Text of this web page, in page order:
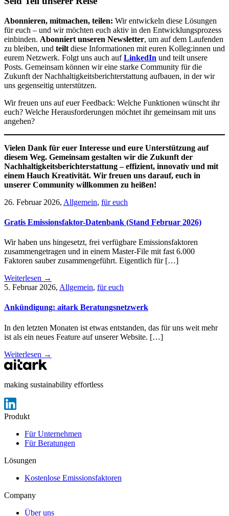
Abonnieren, mitmachen, teilen: Wir entwickeln diese Lösungen
für euch – und wir möchten euch aktiv in den Entwicklungsprozess
einbinden. Abonniert unseren Newsletter, um auf dem Laufenden
zu bleiben, und teilt diese Informationen mit euren Kolleg:innen und
eurem Netzwerk. Folgt uns auch aufLinkedIn und teilt unsere
Posts. Gemeinsam können wir eine starke Community für die
Zukunft der Nachhaltigkeitsberichterstattung aufbauen, in der wir
uns gegenseitig unterstützen.
Wir freuen uns auf euer Feedback: Welche Funktionen wünscht ihr
euch? Welche Herausforderungen möchtet ihr gemeinsam mit uns
angehen?
Vielen Dank für euer Interesse und eure Unterstützung auf
diesem Weg. Gemeinsam gestalten wir die Zukunft der
Nachhaltigkeitsberichterstattung – effizient, innovativ und mit
einem Hauch Kreativität. Wir freuen uns darauf, euch in
unserer Community willkommen zu heißen!
26. Februar 2026, Allgemein, für euch
Gratis Emissionsfaktor-Datenbank (Stand Februar 2026)
Wir haben uns hingesetzt, frei verfügbare Emissionsfaktoren
zusammengetragen und in einem Master-File mit fast 6.000
Faktoren sauber zusammengeführt. Eigentlich für […]
Weiterlesen →
5. Februar 2026, Allgemein, für euch
Ankündigung: aitark Beratungsnetzwerk
In den letzten Monaten ist etwas entstanden, das für uns weit mehr
ist als ein neues Feature auf unserer Website. […]
Weiterlesen →
making sustainability effortless
Produkt
Für Unternehmen
Für Beratungen
Lösungen
Kostenlose Emissionsfaktoren
Company
Über uns